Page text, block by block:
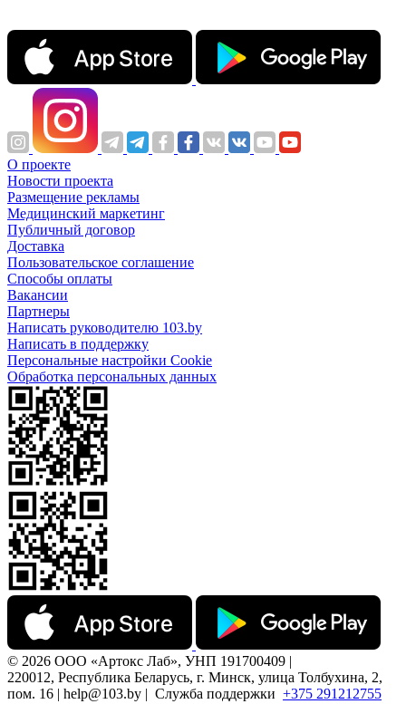
О проекте
Новости проекта
Размещение рекламы
Медицинский маркетинг
Публичный договор
Доставка
Пользовательское соглашение
Способы оплаты
Вакансии
Партнеры
Написать руководителю 103.by
Написать в поддержку
Персональные настройки Cookie
Обработка персональных данных
© 2026 ООО «Артокс Лаб», УНП 191700409 |
220012, Республика Беларусь, г. Минск, улица Толбухина, 2,
пом. 16 | help@103.by | Служба поддержки +375 291212755